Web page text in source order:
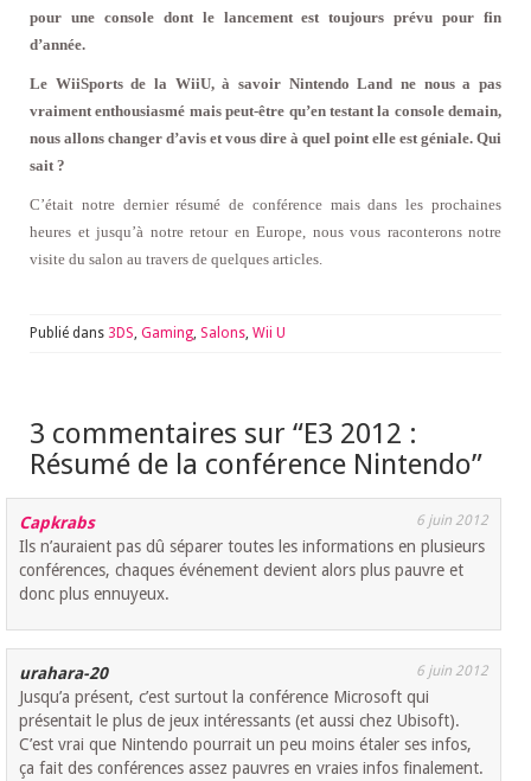
pour une console dont le lancement est toujours prévu pour fin
d’année.
Le WiiSports de la WiiU, à savoir Nintendo Land ne nous a pas
vraiment enthousiasmé mais peut-être qu’en testant la console demain,
nous allons changer d’avis et vous dire à quel point elle est géniale. Qui
sait ?
C’était notre dernier résumé de conférence mais dans les prochaines
heures et jusqu’à notre retour en Europe, nous vous raconterons notre
visite du salon au travers de quelques articles.
Publié dans 3DS, Gaming, Salons, Wii U
3 commentaires sur “E3 2012 :
Résumé de la conférence Nintendo”
Capkrabs 6 juin 2012
Ils n’auraient pas dû séparer toutes les informations en plusieurs
conférences, chaques événement devient alors plus pauvre et
donc plus ennuyeux.
urahara-20 6 juin 2012
Jusqu’a présent, c’est surtout la conférence Microsoft qui
présentait le plus de jeux intéressants (et aussi chez Ubisoft).
C’est vrai que Nintendo pourrait un peu moins étaler ses infos,
ça fait des conférences assez pauvres en vraies infos finalement.